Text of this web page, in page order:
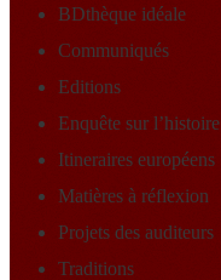
BDthèque idéale
Communiqués
Editions
Enquête sur l’histoire
Itineraires européens
Matières à réflexion
Projets des auditeurs
Traditions